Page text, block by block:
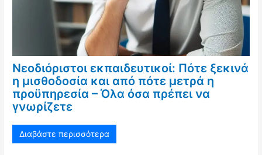
Νεοδιόριστοι εκπαιδευτικοί: Πότε ξεκινά
η μισθοδοσία και από πότε μετρά η
προϋπηρεσία – Όλα όσα πρέπει να
γνωρίζετε
Διαβάστε περισσότερα